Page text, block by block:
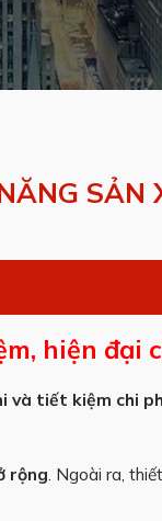
SẢN
hiện đại
và tiết kiệm chi
rộng . Ngoài ra,